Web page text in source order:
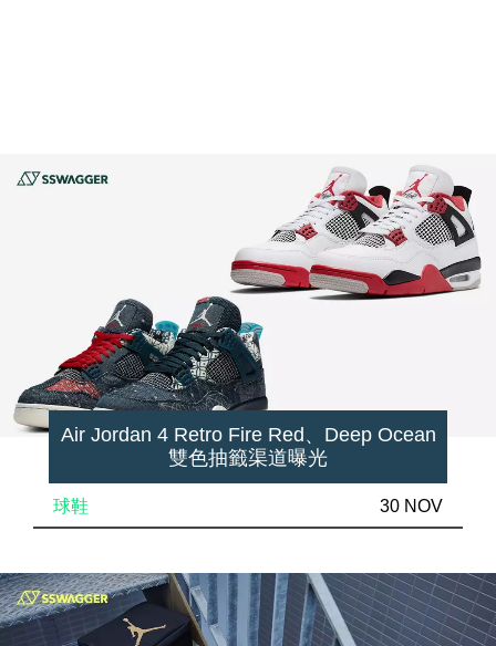
Air Jordan 4 Retro Fire Red、Deep Ocean
雙色抽籤渠道曝光
球鞋 30 NOV